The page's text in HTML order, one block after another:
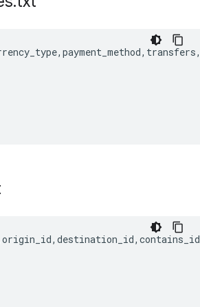
, payment_method, transfers